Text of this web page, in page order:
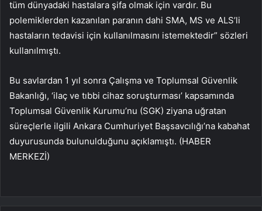
tüm dünyadaki hastalara şifa olmak için vardır. Bu
polemiklerden kazanılan paranın dahi SMA, MS ve ALS’li
hastaların tedavisi için kullanılmasını istemektedir” sözleri
kullanılmıştı.
Bu savlardan 1 yıl sonra Çalışma ve Toplumsal Güvenlik
Bakanlığı, ‘ilaç ve tıbbi cihaz soruşturması’ kapsamında
Toplumsal Güvenlik Kurumu’nu (SGK) ziyana uğratan
süreçlerle ilgili Ankara Cumhuriyet Başsavcılığı’na kabahat
duyurusunda bulunulduğunu açıklamıştı. (HABER
MERKEZİ)